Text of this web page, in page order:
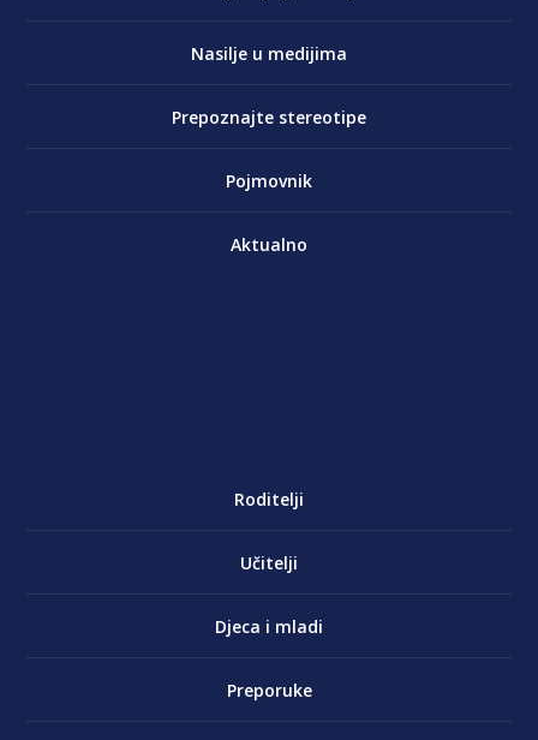
Nasilje u medijima
Prepoznajte stereotipe
Pojmovnik
Aktualno
Roditelji
Učitelji
Djeca i mladi
Preporuke